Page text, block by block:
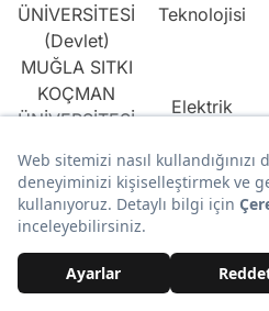
ÜNİVERSİTESİ
(Devlet)
Teknolojisi
MUĞLA SITKI
KOÇMAN
ÜNİVERSİTESİ
Elektrik
MUĞLA SITKI
KOÇMAN
ÜNİVERSİTESİ
(Devlet)
Basım ve Yayım
MUĞLA SITKI